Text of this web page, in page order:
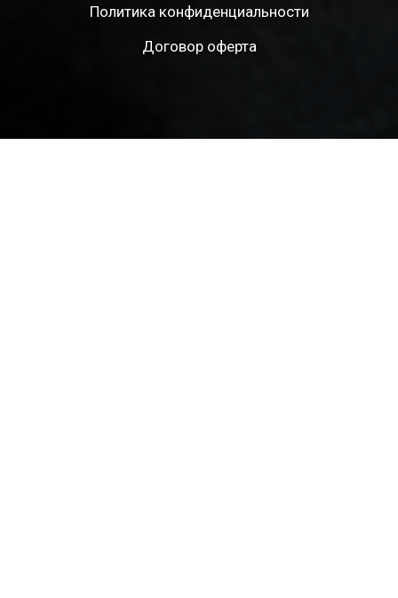
Политика конфиденциальности
Договор оферта